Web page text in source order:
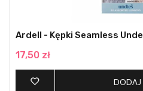
Ardell - Kępki Seamless
17,50 zł
DODAJ